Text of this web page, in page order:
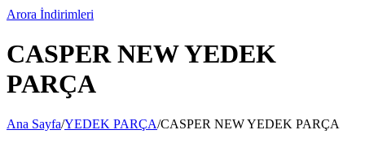
Arora İndirimleri
CASPER NEW YEDEK
PARÇA
Ana Sayfa/YEDEK PARÇA/CASPER NEW YEDEK PARÇA